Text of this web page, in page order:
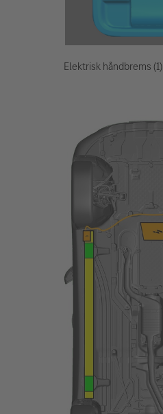
Elektrisk håndbrems (1)